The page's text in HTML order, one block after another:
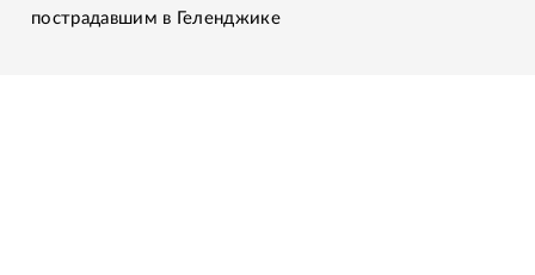
пострадавшим в Геленджике